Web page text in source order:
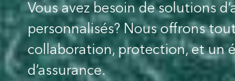
Vous avez besoin de solutions
personnalisés? Nous offrons
collaboration, protection, et un
d’assurance.